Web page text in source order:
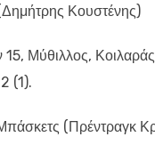
Κουστένης)
Μύθιλλος,
(1).
(Πρέντραγκ